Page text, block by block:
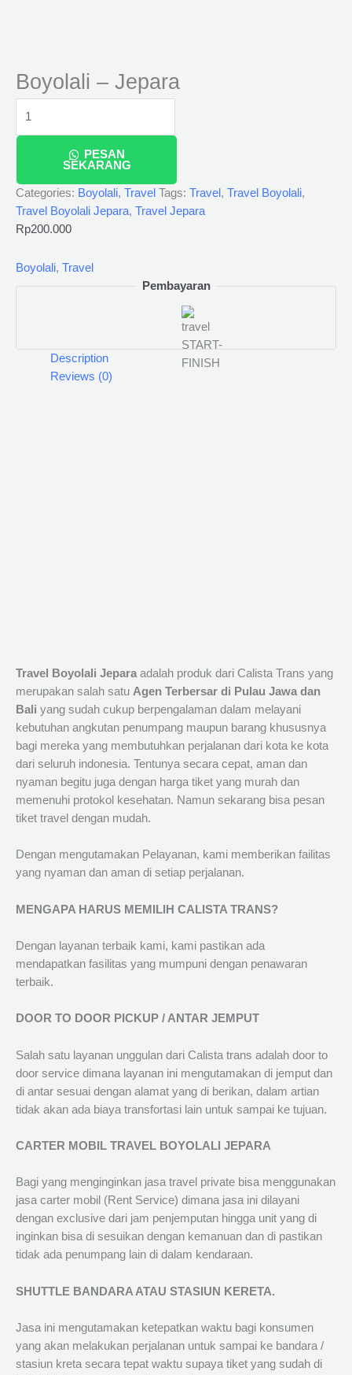
Boyolali – Jepara
PESAN
SEKARANG
Categories: Boyolali, Travel Tags: Travel , Travel Boyolali,
Travel Boyolali Jepara, Travel Jepara
Rp200.000
Boyolali, Travel
Pembayaran
Description
Reviews (0)
Travel Boyolali Jepara adalah produk dari Calista Trans yang
merupakan salah satu Agen Terbersar di Pulau Jawa dan
Bali yang sudah cukup berpengalaman dalam melayani
kebutuhan angkutan penumpang maupun barang khususnya
bagi mereka yang membutuhkan perjalanan dari kota ke kota
dari seluruh indonesia. Tentunya secara cepat, aman dan
nyaman begitu juga dengan harga tiket yang murah dan
memenuhi protokol kesehatan. Namun sekarang bisa pesan
tiket travel dengan mudah.
Dengan mengutamakan Pelayanan, kami memberikan failitas
yang nyaman dan aman di setiap perjalanan.
MENGAPA HARUS MEMILIH CALISTA TRANS?
Dengan layanan terbaik kami, kami pastikan ada
mendapatkan fasilitas yang mumpuni dengan penawaran
terbaik.
DOOR TO DOOR PICKUP / ANTAR JEMPUT
Salah satu layanan unggulan dari Calista trans adalah door to
door service dimana layanan ini mengutamakan di jemput dan
di antar sesuai dengan alamat yang di berikan, dalam artian
tidak akan ada biaya transfortasi lain untuk sampai ke tujuan.
CARTER MOBIL TRAVEL BOYOLALI JEPARA
Bagi yang menginginkan jasa travel private bisa menggunakan
jasa carter mobil (Rent Service) dimana jasa ini dilayani
dengan exclusive dari jam penjemputan hingga unit yang di
inginkan bisa di sesuikan dengan kemanuan dan di pastikan
tidak ada penumpang lain di dalam kendaraan.
SHUTTLE BANDARA ATAU STASIUN KERETA.
Jasa ini mengutamakan ketepatkan waktu bagi konsumen
yang akan melakukan perjalanan untuk sampai ke bandara /
stasiun kreta secara tepat waktu supaya tiket yang sudah di